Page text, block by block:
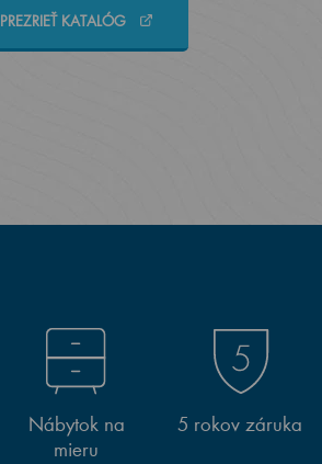
PREZRIEŤ KATALÓG
Nábytok na
mieru
5 rokov záruka